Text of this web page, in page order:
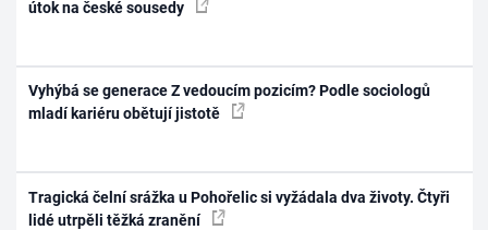
útok na české sousedy
Vyhýbá se generace Z vedoucím pozicím? Podle sociologů
mladí kariéru obětují jistotě
Tragická čelní srážka u Pohořelic si vyžádala dva životy. Čtyři
lidé utrpěli těžká zranění